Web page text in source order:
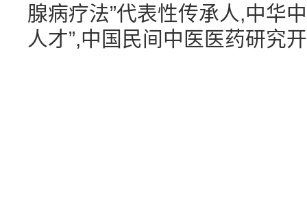
腺病疗法”代表性传承人,中华
人才”,中国民间中医医药研究